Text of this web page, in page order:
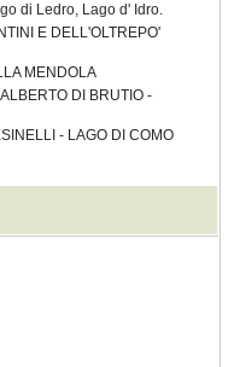
di Ledro, Lago d' Idro.
E DELL'OLTREPO'
MENDOLA
DI BRUTIO -
- LAGO DI COMO